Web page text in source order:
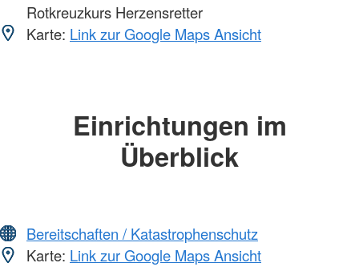
Rotkreuzkurs Herzensretter
Karte: Link zur Google Maps Ansicht
Einrichtungen im
Überblick
Bereitschaften / Katastrophenschutz
Karte: Link zur Google Maps Ansicht